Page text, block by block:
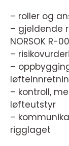
– roller og
– gjeldende
NORSOK R-
–
–
– kontroll,
løfteutstyr
–
rigglaget